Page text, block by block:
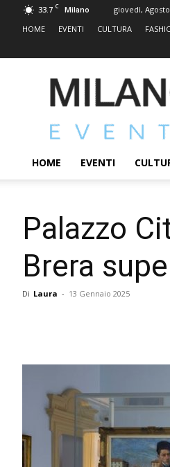
33.7 C Milano giovedì,
HOME
EVENTI CULTURA
|
2.0
ed
Eventi
HOME EVENTI
Palazzo
Brera
Di Laura - 13 Gennaio 2025